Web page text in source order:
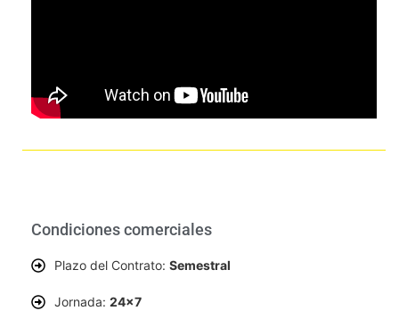
Condiciones comerciales
Plazo del Contrato: Semestral
Jornada: 24x7